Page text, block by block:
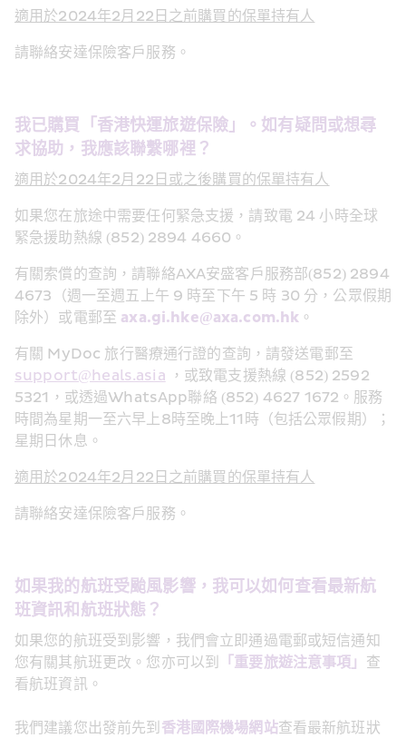
適用於2024年2月22日之前購買的保單持有人
請聯絡安達保險客戶服務。
我已購買「香港快運旅遊保險」。如有疑問或想尋
求協助，我應該聯繫哪裡？
適用於2024年2月22日或之後購買的保單持有人
如果您在旅途中需要任何緊急支援，請致電 24 小時全球
緊急援助熱線 (852) 2894 4660。
有關索償的查詢，請聯絡AXA安盛客戶服務部(852) 2894
4673（週一至週五上午 9 時至下午 5 時 30 分，公眾假期
除外）或電郵至 axa.gi.hke@axa.com.hk 。
support@heals.asia ，或致電支援熱線 (852) 2592
5321，或透過WhatsApp聯絡 (852) 4627 1672。服務
時間為星期一至六早上8時至晚上11時（包括公眾假期）；
星期日休息。
適用於2024年2月22日之前購買的保單持有人
請聯絡安達保險客戶服務。
如果我的航班受颱風影響，我可以如何查看最新航
班資訊和航班狀態？
如果您的航班受到影響，我們會立即通過電郵或短信通知
您有關其航班更改。您亦可以到
「重要旅遊注意事項」 查
看航班資訊。
我們建議您出發前先到 香港國際機場網站查看最新航班狀